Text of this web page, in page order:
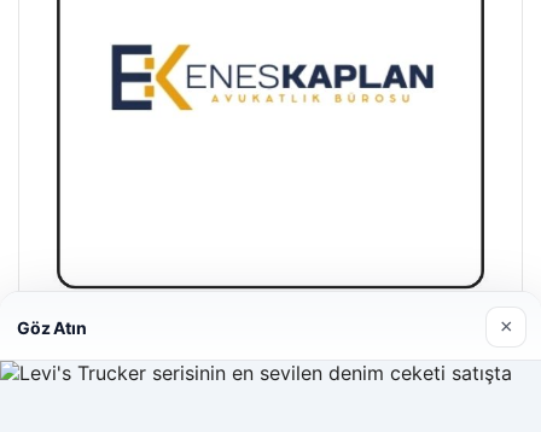
Enes Kaplan Avukatlık Bürosu
28/04/2026
Göz Atın ×